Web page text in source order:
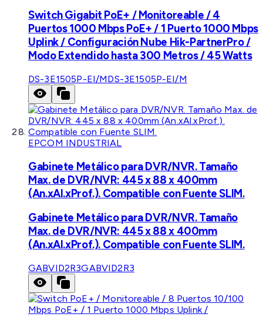
Switch Gigabit PoE+ / Monitoreable / 4
Puertos 1000 Mbps PoE+ / 1 Puerto 1000 Mbps
Uplink / Configuración Nube Hik-PartnerPro /
Modo Extendido hasta 300 Metros / 45 Watts
DS-3E1505P-EI/MDS-3E1505P-EI/M
EPCOM INDUSTRIAL
Gabinete Metálico para DVR/NVR. Tamaño
Max. de DVR/NVR: 445 x 88 x 400mm
(An.xAl.xProf.). Compatible con Fuente SLIM.
Gabinete Metálico para DVR/NVR. Tamaño
Max. de DVR/NVR: 445 x 88 x 400mm
(An.xAl.xProf.). Compatible con Fuente SLIM.
GABVID2R3GABVID2R3